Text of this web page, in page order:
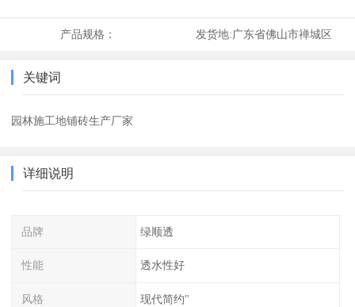
产品规格： 发货地:广东省佛山市禅城区
关键词
园林施工地铺砖生产厂家
详细说明
品牌 绿顺透
性能 透水性好
风格 现代简约"